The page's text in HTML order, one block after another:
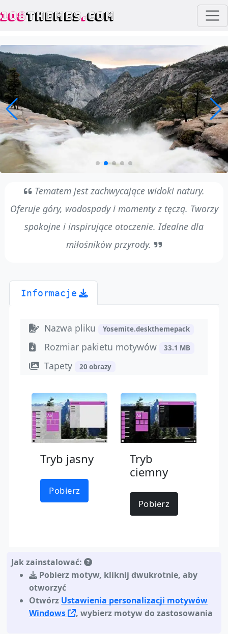
108THEMES.COM
Tematem jest zachwycające widoki natury.
Oferuje góry, wodospady i momenty z tęczą. Tworzy
spokojne i inspirujące otoczenie. Idealne dla
miłośników przyrody.
Informacje
Nazwa pliku Yosemite.deskthemepack
Rozmiar pakietu motywów 33.1 MB
Tapety 20 obrazy
Tryb jasny
Pobierz
Tryb
ciemny
Pobierz
Jak zainstalować:
Pobierz motyw, kliknij dwukrotnie, aby
otworzyć
Otwórz Ustawienia personalizacji motywów
Windows
, wybierz motyw do zastosowania